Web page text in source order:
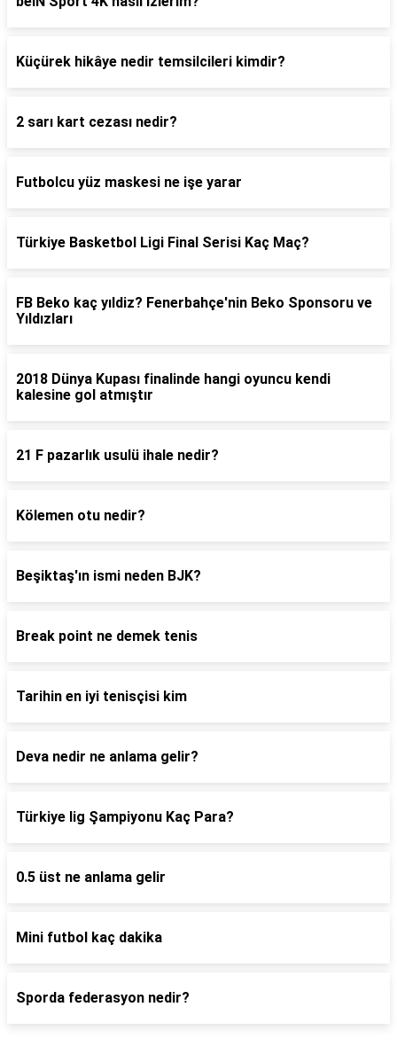
Küçürek hikâye nedir temsilcileri kimdir?
2 sarı kart cezası nedir?
Futbolcu yüz maskesi ne işe yarar
Türkiye Basketbol Ligi Final Serisi Kaç Maç?
FB Beko kaç yıldiz? Fenerbahçe'nin Beko Sponsoru ve
Yıldızları
2018 Dünya Kupası finalinde hangi oyuncu kendi
kalesine gol atmıştır
21 F pazarlık usulü ihale nedir?
Kölemen otu nedir?
Beşiktaş'ın ismi neden BJK?
Break point ne demek tenis
Tarihin en iyi tenisçisi kim
Deva nedir ne anlama gelir?
Türkiye lig Şampiyonu Kaç Para?
0.5 üst ne anlama gelir
Mini futbol kaç dakika
Sporda federasyon nedir?